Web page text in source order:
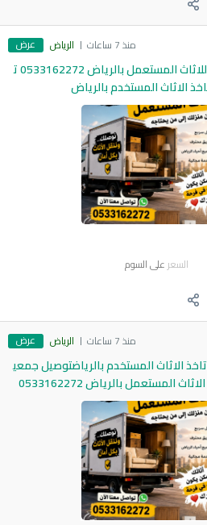
منذ 7 ساعات الرياض عرض
توصيل جمعية خيرية للاثاث المستعمل بالرياض 0533162272 ت
الاثاث المستخدم بالرياض
السعر على السوم
منذ 7 ساعات الرياض عرض
الاثاث المستخدم بالرياضتوصيل جمعي
المستعمل بالرياض 0533162272